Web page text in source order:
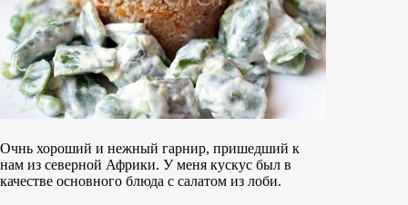
Очнь хороший и нежный гарнир, пришедший к
нам из северной Африки. У меня кускус был в
качестве основного блюда с салатом из лоби.